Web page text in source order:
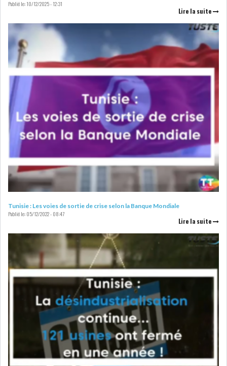
LE CALENDRIER FISCAL ET
SOCIAL 2021: LES...
RSS
ECONOMIE
ACTUALITÉS
EMPLOI
PRIVATISATION
ACTUALITÉS DES
SOCIÉTÉS
DEVISES
LOI DE FINANCE
MATIÈRES PREMIÈRES RATING
MÉDIAS EDUCATION
TOURISME
DONNÉES
MACROÉCONOMIQUES
Publié le:10/12/2025 - 12:31
Lire la suite
Tunisie : Les voies de sortie de crise selon la Banque Mondiale
Publié le:05/12/2022 - 08:47
Lire la suite